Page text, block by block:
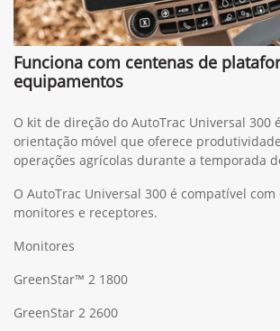
Funciona com centenas de
equipamentos
O kit de direção do AutoTrac Universal 300
orientação móvel que oferece
operações agrícolas durante a temporada
O AutoTrac Universal 300 é compatível com
monitores e receptores.
Monitores
GreenStar™ 2 1800
GreenStar 2 2600